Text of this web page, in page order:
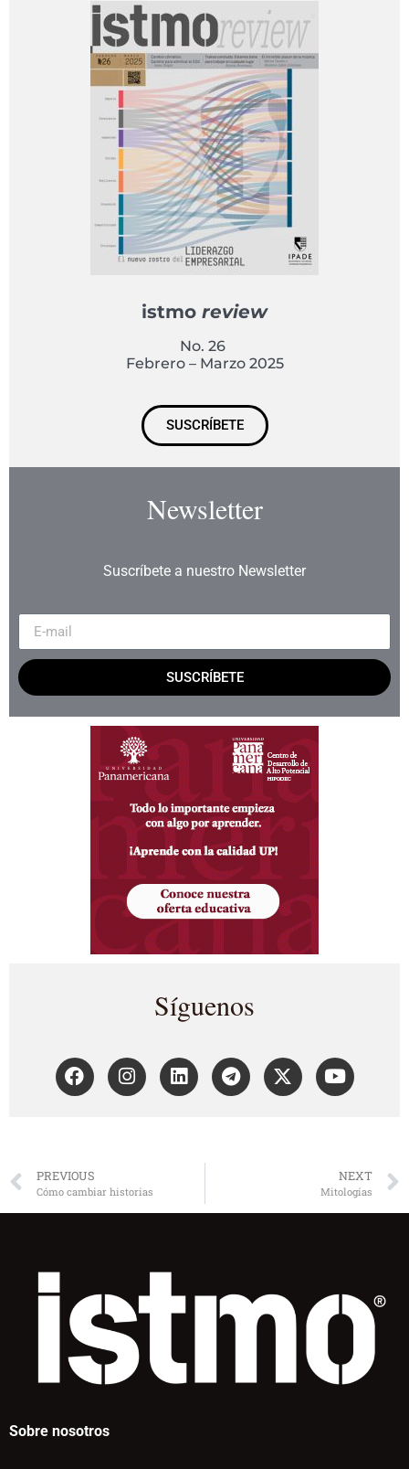
istmo review
No. 26
Febrero – Marzo 2025
SUSCRÍBETE
Newsletter
Suscríbete a nuestro Newsletter
SUSCRÍBETE
Síguenos
PREVIOUS
Cómo cambiar historias
NEXT
Mitologías
Sobre nosotros